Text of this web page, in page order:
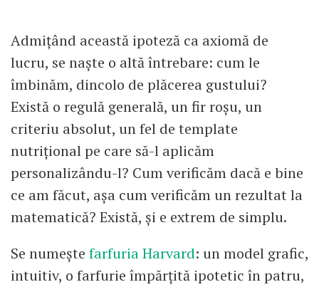
Admițând această ipoteză ca axiomă de
lucru, se naște o altă întrebare: cum le
îmbinăm, dincolo de plăcerea gustului?
Există o regulă generală, un fir roșu, un
criteriu absolut, un fel de template
nutrițional pe care să-l aplicăm
personalizându-l? Cum verificăm dacă e bine
ce am făcut, așa cum verificăm un rezultat la
matematică? Există, și e extrem de simplu.
Se numește farfuria Harvard: un model grafic,
intuitiv, o farfurie împărțită ipotetic în patru,